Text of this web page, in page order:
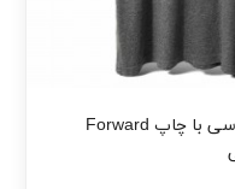
تیشرت نخی طوسی با چاپ Forward